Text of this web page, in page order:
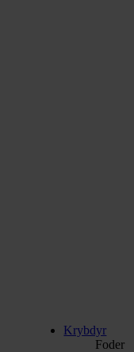
Krybdyr
Foder